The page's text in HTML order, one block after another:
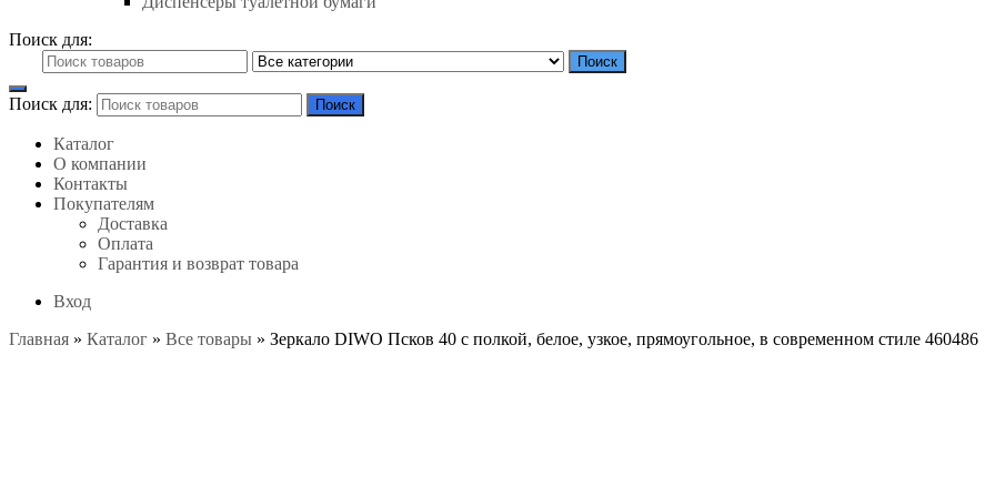
Поиск для:
Поиск
Поиск для: Поиск
Каталог
О компании
Контакты
Покупателям
Доставка
Оплата
Гарантия и возврат товара
Вход
Главная » Каталог » Все товары » Зеркало DIWO Псков 40 с полкой, белое, узкое, прямоугольное, в современном стиле 460486